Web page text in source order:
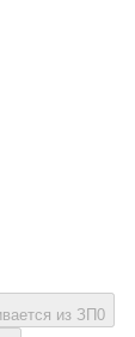
из ЗП0